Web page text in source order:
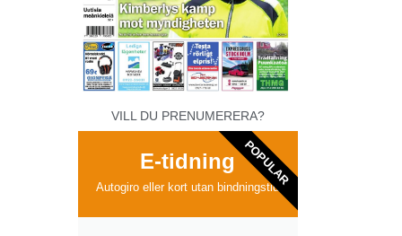
VILL DU PRENUMERERA?
E-tidning
Autogiro eller kort utan bindningstid
POPULAR